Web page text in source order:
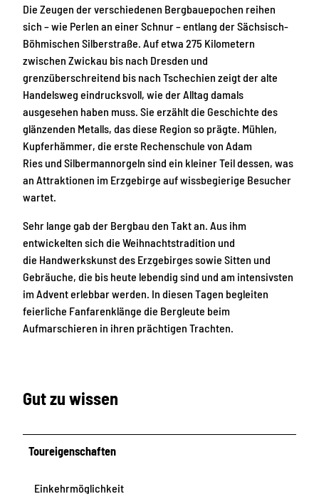
Die Zeugen der verschiedenen Bergbauepochen reihen
sich – wie Perlen an einer Schnur – entlang der Sächsisch-
Böhmischen Silberstraße. Auf etwa 275 Kilometern
zwischen Zwickau bis nach Dresden und
grenzüberschreitend bis nach Tschechien zeigt der alte
Handelsweg eindrucksvoll, wie der Alltag damals
ausgesehen haben muss. Sie erzählt die Geschichte des
glänzenden Metalls, das diese Region so prägte. Mühlen,
Kupferhämmer, die erste Rechenschule von Adam
Ries und Silbermannorgeln sind ein kleiner Teil dessen, was
an Attraktionen im Erzgebirge auf wissbegierige Besucher
wartet.
Sehr lange gab der Bergbau den Takt an. Aus ihm
entwickelten sich die Weihnachtstradition und
die Handwerkskunst des Erzgebirges sowie Sitten und
Gebräuche, die bis heute lebendig sind und am intensivsten
im Advent erlebbar werden. In diesen Tagen begleiten
feierliche Fanfarenklänge die Bergleute beim
Aufmarschieren in ihren prächtigen Trachten.
Gut zu wissen
Toureigenschaften
Einkehrmöglichkeit